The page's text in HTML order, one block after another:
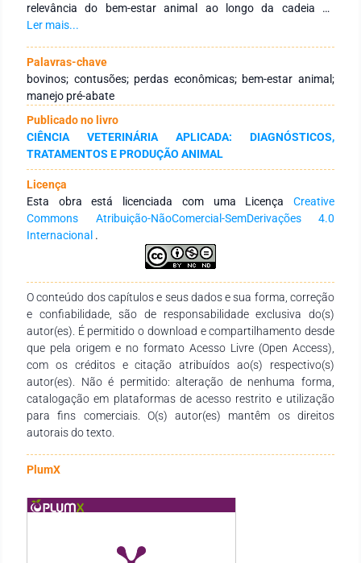
relevância do bem-estar animal ao longo da cadeia de
produção. Métodos: O estudo foi conduzido em um
as lesões nas carcaças, incluindo a identificação, remoção e
pesagem das regiões afetadas. No total foram avaliados 160
animais, sendo 87 fêmeas e 73 machos de 5 lotes distintos.
Esta avaliação quantificou o impacto financeiro das lesões.
Resultados: Observou-se que os métodos impróprios de
manuseio, transporte e processamento podem prejudicar a
qualidade da carne e resultar em perdas financeiras. As
fêmeas de idade avançada e com distâncias maiores de
transporte apresentaram mais contusões,
consequentemente, maiores perdas. Conclusão: Deste modo,
conclui-se que a ocorrência de contusões gera grandes
prejuízos para a cadeia produtiva, e ainda, é essencial a
aplicação de estratégias preventivas com o intuito de diminuir
Ler mais...
Palavras-chave
bovinos; contusões; perdas econômicas; bem-estar animal;
manejo pré-abate
Publicado no livro
CIÊNCIA VETERINÁRIA APLICADA: DIAGNÓSTICOS,
TRATAMENTOS E PRODUÇÃO ANIMAL
Licença
Esta obra está licenciada com uma Licença Creative
Commons Atribuição-NãoComercial-SemDerivações 4.0
Internacional .
O conteúdo dos capítulos e seus dados e sua forma, correção
e confiabilidade, são de responsabilidade exclusiva do(s)
autor(es). É permitido o download e compartilhamento desde
que pela origem e no formato Acesso Livre (Open Access),
com os créditos e citação atribuídos ao(s) respectivo(s)
autor(es). Não é permitido: alteração de nenhuma forma,
catalogação em plataformas de acesso restrito e utilização
para fins comerciais. O(s) autor(es) mantêm os direitos
autorais do texto.
PlumX